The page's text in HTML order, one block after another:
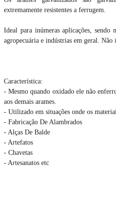
extremamente resistentes a ferrugem.
Ideal para inúmeras aplicações,
agropecuária e indústrias em geral. Não
Característica:
- Mesmo quando oxidado ele não
aos demais arames.
- Utilizado em situações onde os
- Fabricação De Alambrados
- Alças De Balde
- Artefatos
- Chavetas
- Artesanatos etc